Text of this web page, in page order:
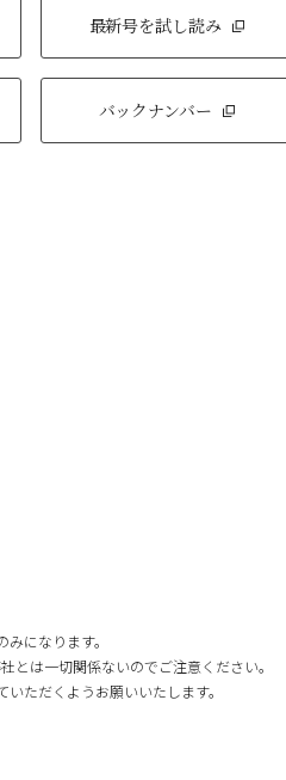
最新号を試し読み
バックナンバー
になります。
は一切関係ないのでご注意ください。
ただくようお願いいたします。